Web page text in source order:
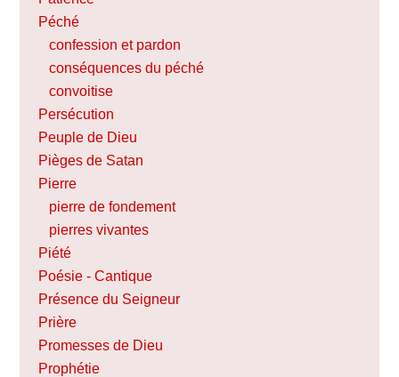
Péché
confession et pardon
conséquences du péché
convoitise
Persécution
Peuple de Dieu
Pièges de Satan
Pierre
pierre de fondement
pierres vivantes
Piété
Poésie - Cantique
Présence du Seigneur
Prière
Promesses de Dieu
Prophétie